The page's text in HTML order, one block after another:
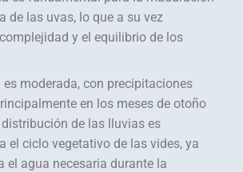
de las uvas, lo que a su vez
y el equilibrio de los
moderada, con precipitaciones
en los meses de otoño
de las lluvias es
el ciclo vegetativo de las vides, ya
el agua necesaria durante la